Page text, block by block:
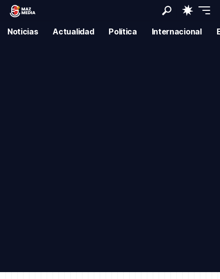
Noticias Actualidad Política Internacional